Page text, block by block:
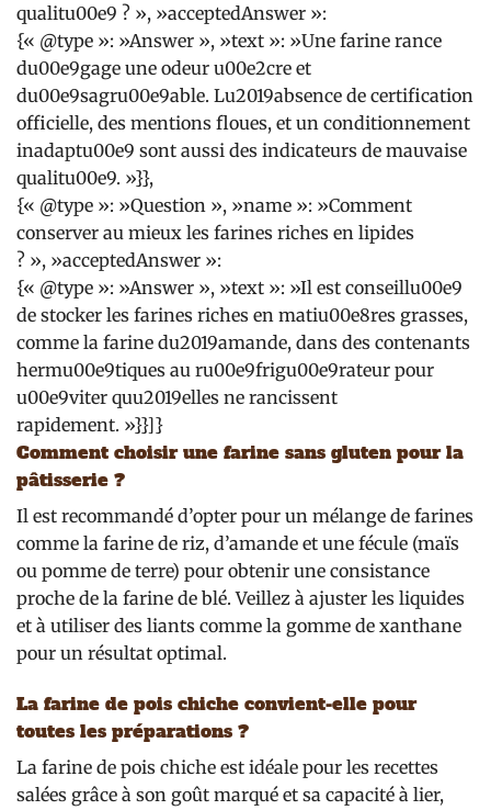
qualitu00e9 ? », »acceptedAnswer »:
{« @type »: »Answer », »text »: »Une farine rance
du00e9gage une odeur u00e2cre et
du00e9sagru00e9able. Lu2019absence de certification
officielle, des mentions floues, et un conditionnement
inadaptu00e9 sont aussi des indicateurs de mauvaise
qualitu00e9. »}},
{« @type »: »Question », »name »: »Comment
conserver au mieux les farines riches en lipides
? », »acceptedAnswer »:
{« @type »: »Answer », »text »: »Il est conseillu00e9
de stocker les farines riches en matiu00e8res grasses,
comme la farine du2019amande, dans des contenants
hermu00e9tiques au ru00e9frigu00e9rateur pour
u00e9viter quu2019elles ne rancissent
rapidement. »}}]}
Comment choisir une farine sans gluten pour la
pâtisserie ?
Il est recommandé d’opter pour un mélange de farines
comme la farine de riz, d’amande et une fécule (maïs
ou pomme de terre) pour obtenir une consistance
proche de la farine de blé. Veillez à ajuster les liquides
et à utiliser des liants comme la gomme de xanthane
pour un résultat optimal.
La farine de pois chiche convient-elle pour
toutes les préparations ?
La farine de pois chiche est idéale pour les recettes
salées grâce à son goût marqué et sa capacité à lier,